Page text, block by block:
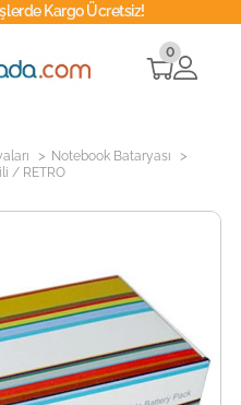
Kargo Ücretsiz!
0
> Notebook Bataryası >
/ RETRO